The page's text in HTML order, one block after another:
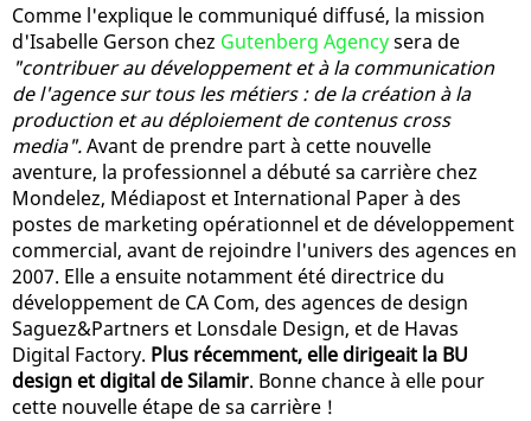
Comme l'explique le communiqué diffusé, la mission
d'Isabelle Gerson chez Gutenberg Agencysera de
"contribuer au développement et à la communication
de l'agence sur tous les métiers : de la création à la
production et au déploiement de contenus cross
media".Avant de prendre part à cette nouvelle
aventure, la professionnel a débuté sa carrière chez
Mondelez, Médiapost et International Paper à des
postes de marketing opérationnel et de développement
commercial, avant de rejoindre l'univers des agences en
2007. Elle a ensuite notamment été directrice du
développement de CA Com, des agences de design
Saguez&Partners et Lonsdale Design, et de Havas
Digital Factory. Plus récemment, elle dirigeait la BU
design et digital de Silamir. Bonne chance à elle pour
cette nouvelle étape de sa carrière !